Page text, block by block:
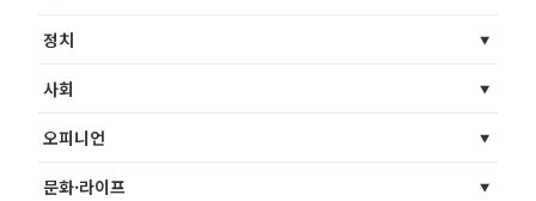
정치
사회
오피니언
문화·라이프